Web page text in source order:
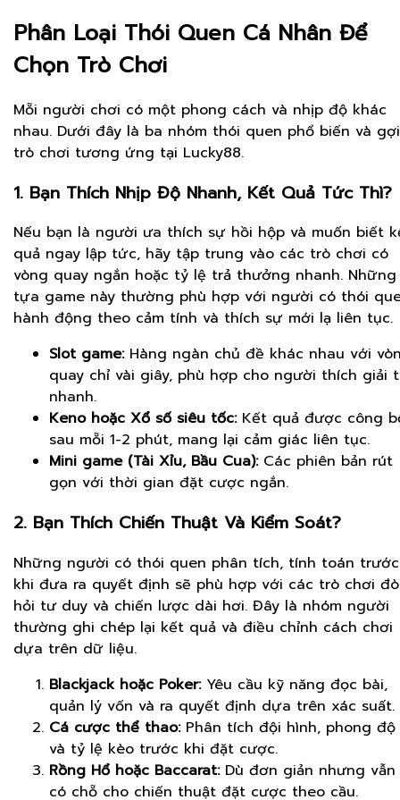
Phân Loại Thói Quen Cá Nhân Để
Chọn Trò Chơi
Mỗi người chơi có một phong cách và nhịp độ khác
nhau. Dưới đây là ba nhóm thói quen phổ biến và
trò chơi tương ứng tại Lucky88.
1. Bạn Thích Nhịp Độ Nhanh, Kết Quả Tức Thì?
Nếu bạn là người ưa thích sự hồi hộp và muốn biết
quả ngay lập tức, hãy tập trung vào các trò chơi có
vòng quay ngắn hoặc tỷ lệ trả thưởng nhanh. Những
tựa game này thường phù hợp với người có thói
hành động theo cảm tính và thích sự mới lạ liên tục.
Slot game:Hàng ngàn chủ đề khác nhau với
quay chỉ vài giây, phù hợp cho người thích giải
nhanh.
Keno hoặc Xổ số siêu tốc:Kết quả được công
sau mỗi 1-2 phút, mang lại cảm giác liên tục.
Mini game (Tài Xỉu, Bầu Cua):Các phiên bản rút
gọn với thời gian đặt cược ngắn.
2. Bạn Thích Chiến Thuật Và Kiểm Soát?
Những người có thói quen phân tích, tính toán trước
khi đưa ra quyết định sẽ phù hợp với các trò chơi
hỏi tư duy và chiến lược dài hơi. Đây là nhóm người
thường ghi chép lại kết quả và điều chỉnh cách chơi
dựa trên dữ liệu.
Blackjack hoặc Poker:Yêu cầu kỹ năng đọc bài,
quản lý vốn và ra quyết định dựa trên xác suất.
Cá cược thể thao:Phân tích đội hình, phong độ
và tỷ lệ kèo trước khi đặt cược.
Rồng Hổ hoặc Baccarat:Dù đơn giản nhưng vẫn
có chỗ cho chiến thuật đặt cược theo cầu.